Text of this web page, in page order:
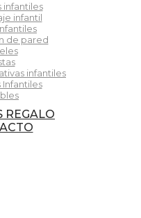
infantiles
infantil
de pared
infantiles
Infantiles
REGALO